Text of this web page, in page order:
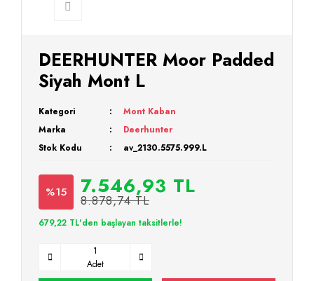
DEERHUNTER Moor Padded
Siyah Mont L
Kategori
Mont Kaban
Marka
Deerhunter
Stok Kodu
av_2130.5575.999.L
%15 7.546,93 TL
8.878,74 TL
679,22 TL'den başlayan taksitlerle!
Adet